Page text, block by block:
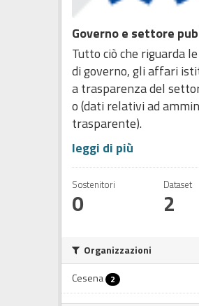
Governo e settore
Tutto ciò che riguarda
di governo, gli affari
a trasparenza del
o (dati relativi ad
trasparente).
leggi di più
Sostenitori
0
Dataset
2
Organizzazioni
Cesena 2